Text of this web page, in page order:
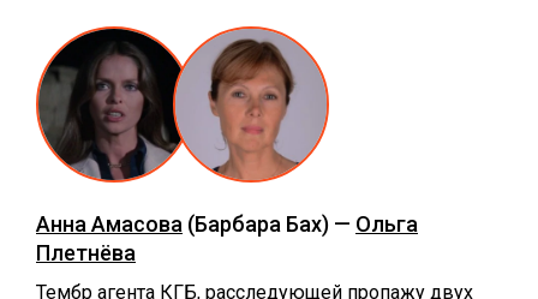
Анна Амасова (Барбара Бах) — Ольга
Плетнёва
Тембр агента КГБ, расследующей пропажу двух